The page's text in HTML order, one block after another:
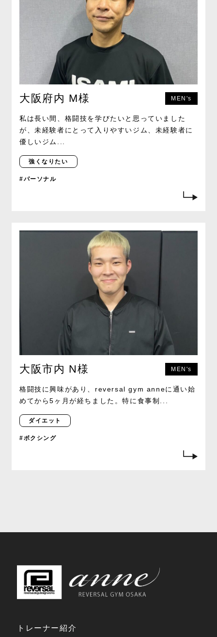
大阪府内 M様 MEN's
私は長い間、格闘技を学びたいと思っていました
が、未経験者にとって入りやすいジム、未経験者に
優しいジム...
強くなりたい
#パーソナル
大阪市内 N様 MEN's
格闘技に興味があり、reversal gym anneに通い始
めてから5ヶ月が経ちました。特に食事制...
ダイエット
#ボクシング
トレーナー紹介